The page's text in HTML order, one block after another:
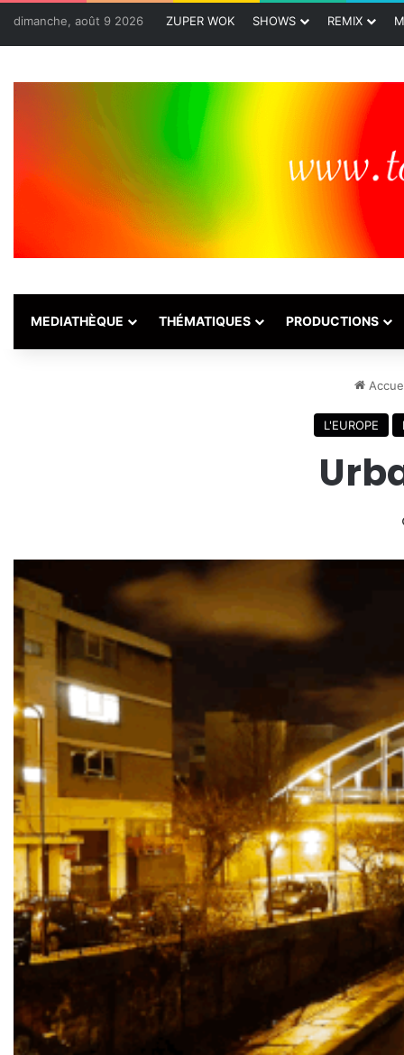
dimanche, août 9 2026 ZUPER WOK SHOWS REMIX
MEDIATHÈQUE THÉMATIQUES PRODUCTIONS
L'EUROPE